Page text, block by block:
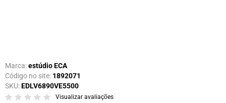
Marca:estúdio ECA
Código no site: 1892071
SKU:EDLV6890VE5500
Visualizar avaliações